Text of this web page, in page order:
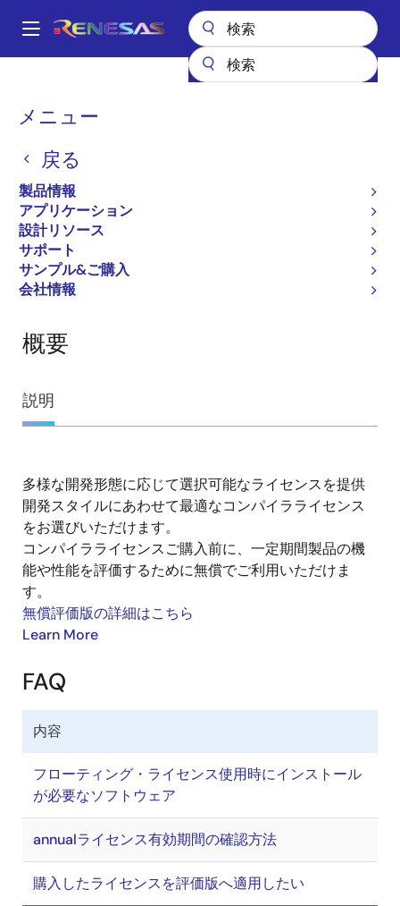
ン
Main
メニュー
戻る
製品情報
アプリケーション
設計リソース
サポート
サンプル&ご購入
会社情報
パ
く
ず
コンパイラライセンス
コンパイラライセンス
コンパイラ/アセンブラ
ページセクションへ移動：
概要
概
要
説明
説
明
多様な開発形態に応じて選択可能なライセンスを提供
開発スタイルにあわせて最適なコンパイラライセンス
をお選びいただけます。
コンパイラライセンスご購入前に、一定期間製品の機
能や性能を評価するために無償でご利用いただけま
す。
無償評価版の詳細はこちら
Learn More
FAQ
内容
フローティング・ライセンス使用時にインストール
が必要なソフトウェア
annualライセンス有効期間の確認方法
購入したライセンスを評価版へ適用したい